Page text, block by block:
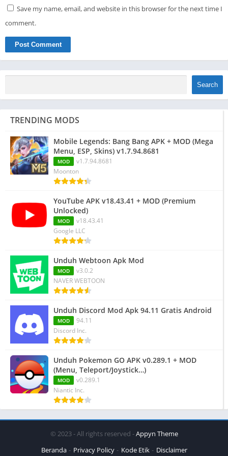
Save my name, email, and website in this browser for the next time I
comment.
Search
TRENDING MODS
Mobile Legends: Bang Bang APK + MOD (Mega
Menu, ESP, Skins) v1.7.94.8681
MOD
v1.7.94.8681
Moonton
YouTube APK v18.43.41 + MOD (Premium
Unlocked)
MOD
v18.43.41
Google LLC
Unduh Webtoon Apk Mod
MOD
v3.0.2
NAVER WEBTOON
Unduh Discord Mod Apk 94.11 Gratis Android
MOD
94.11
Discord Inc.
Unduh Pokemon GO APK v0.289.1 + MOD
(Menu, Teleport/Joystick…)
MOD
v0.289.1
Niantic Inc.
© 2023 - All rights reserved -Appyn Theme
Beranda
Privacy Policy Kode Etik Disclaimer